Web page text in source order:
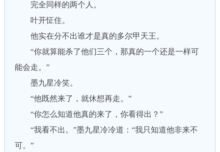
完全同样的两个人。
叶开怔住。
他实在分不出谁才是真的多尔甲天王。
“你就算能杀了他们三个，那真的一个还是一样可
能会走。”
墨九星冷笑。
“他既然来了，就休想再走。”
“你怎么知道他真的来了，你看得出？”
“我看不出。”墨九星冷冷道：“我只知道他非来不
可。”